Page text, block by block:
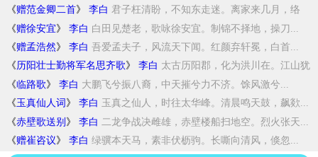
问愁苦，泪尽...
《赠范金卿二首》 李白 君子枉清盼，不知东走迷。离家来几月，络
纬...
《赠徐安宜》 李白 白田见楚老，歌咏徐安宜。制锦不择地，操刀...
《赠孟浩然》 李白 吾爱孟夫子，风流天下闻。红颜弃轩冕，白首...
《历阳壮士勤将军名思齐歌》 李白 太古历阳郡，化为洪川在。江山犹
郁盘，龙虎...
《临路歌》 李白 大鹏飞兮振八裔，中天摧兮力不济。馀风激兮...
《玉真仙人词 》 李白 玉真之仙人，时往太华峰。清晨鸣天鼓，飙欻...
《赤壁歌送别 》 李白 二龙争战决雌雄，赤壁楼船扫地空。烈火张天...
《赠崔咨议》 李白 绿骥本天马，素非伏枥驹。长嘶向清风，倏忽...